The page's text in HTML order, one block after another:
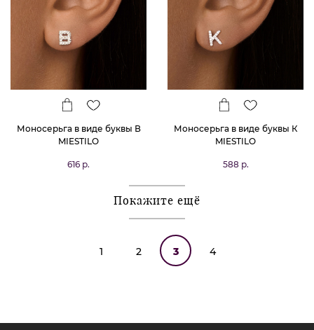
Моносерьга в виде буквы В
MIESTILO
616 р.
Моносерьга в виде буквы К
MIESTILO
588 р.
Покажите ещё
1 2 3 4